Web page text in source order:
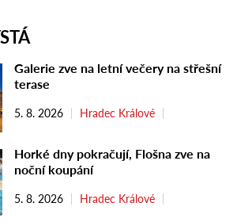
Galerie zve na letní večery na střešní
terase
5. 8. 2026 Hradec Králové
Horké dny pokračují, Flošna zve na
noční koupání
5. 8. 2026 Hradec Králové